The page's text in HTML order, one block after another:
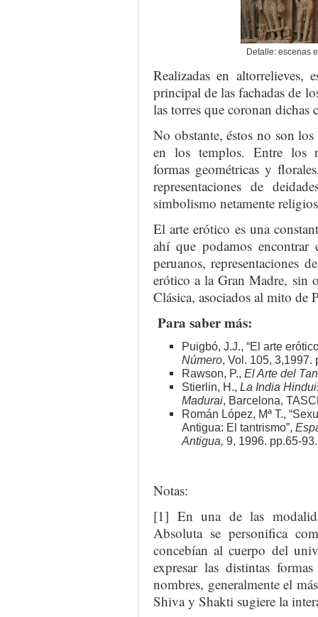
Detalle: escenas
Realizadas en altorrelieves,
principal de las fachadas de
las torres que coronan dichas
No obstante, éstos no son
en los templos. Entre los
formas geométricas y
representaciones de
simbolismo netamente
El arte erótico es una
ahí que podamos encontrar
peruanos, representaciones
erótico a la Gran Madre, sin
Clásica, asociados al mito
Para saber más:
Puigbó, J.J., “El arte
Número, Vol. 105, 3,1997.
Rawson, P., El Arte del
Stierlin, H., La India
Madurai, Barcelona,
Román López, Mª T.,
Antigua: El tantrismo”,
Antigua, 9, 1996. pp.65-93.
Notas:
[1] En una de las
Absoluta se personifica
concebían al cuerpo del
expresar las distintas
nombres, generalmente el
Shiva y Shakti sugiere la